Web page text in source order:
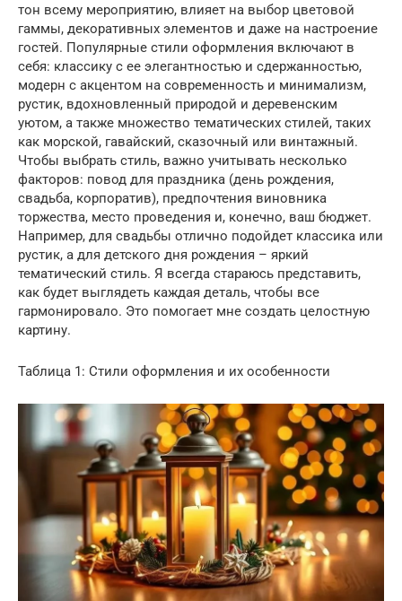
тон всему мероприятию, влияет на выбор цветовой
гаммы, декоративных элементов и даже на настроение
гостей. Популярные стили оформления включают в
себя: классику с ее элегантностью и сдержанностью,
модерн с акцентом на современность и минимализм,
рустик, вдохновленный природой и деревенским
уютом, а также множество тематических стилей, таких
как морской, гавайский, сказочный или винтажный.
Чтобы выбрать стиль, важно учитывать несколько
факторов: повод для праздника (день рождения,
свадьба, корпоратив), предпочтения виновника
торжества, место проведения и, конечно, ваш бюджет.
Например, для свадьбы отлично подойдет классика или
рустик, а для детского дня рождения – яркий
тематический стиль. Я всегда стараюсь представить,
как будет выглядеть каждая деталь, чтобы все
гармонировало. Это помогает мне создать целостную
картину.
Таблица 1: Стили оформления и их особенности